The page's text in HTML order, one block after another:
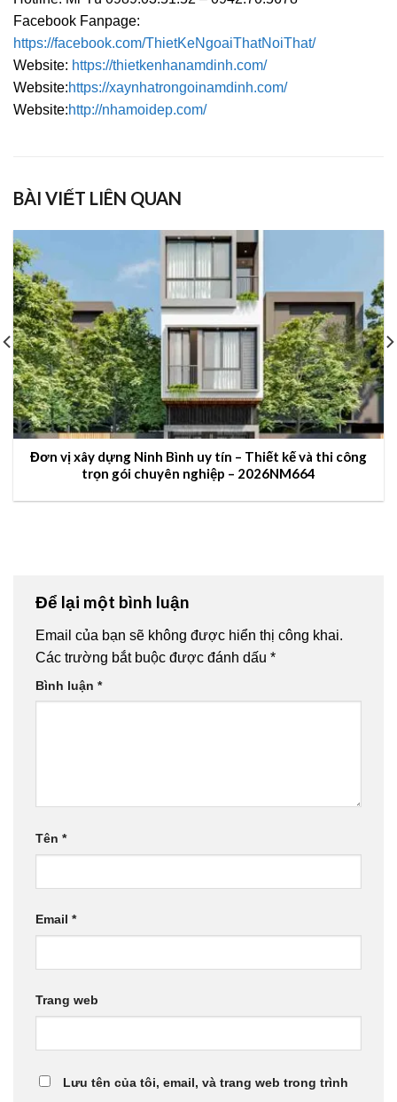
Facebook Fanpage:
https://facebook.com/ThietKeNgoaiThatNoiThat/
Website: https://thietkenhanamdinh.com/
Website:https://xaynhatrongoinamdinh.com/
Website:http://nhamoidep.com/
BÀI VIẾT LIÊN QUAN
Đơn vị xây dựng Ninh Bình uy tín – Thiết kế và thi công
trọn gói chuyên nghiệp – 2026NM664
Để lại một bình luận
Email của bạn sẽ không được hiển thị công khai.
Các trường bắt buộc được đánh dấu *
Bình luận *
Tên *
Email *
Trang web
Lưu tên của tôi, email, và trang web trong trình